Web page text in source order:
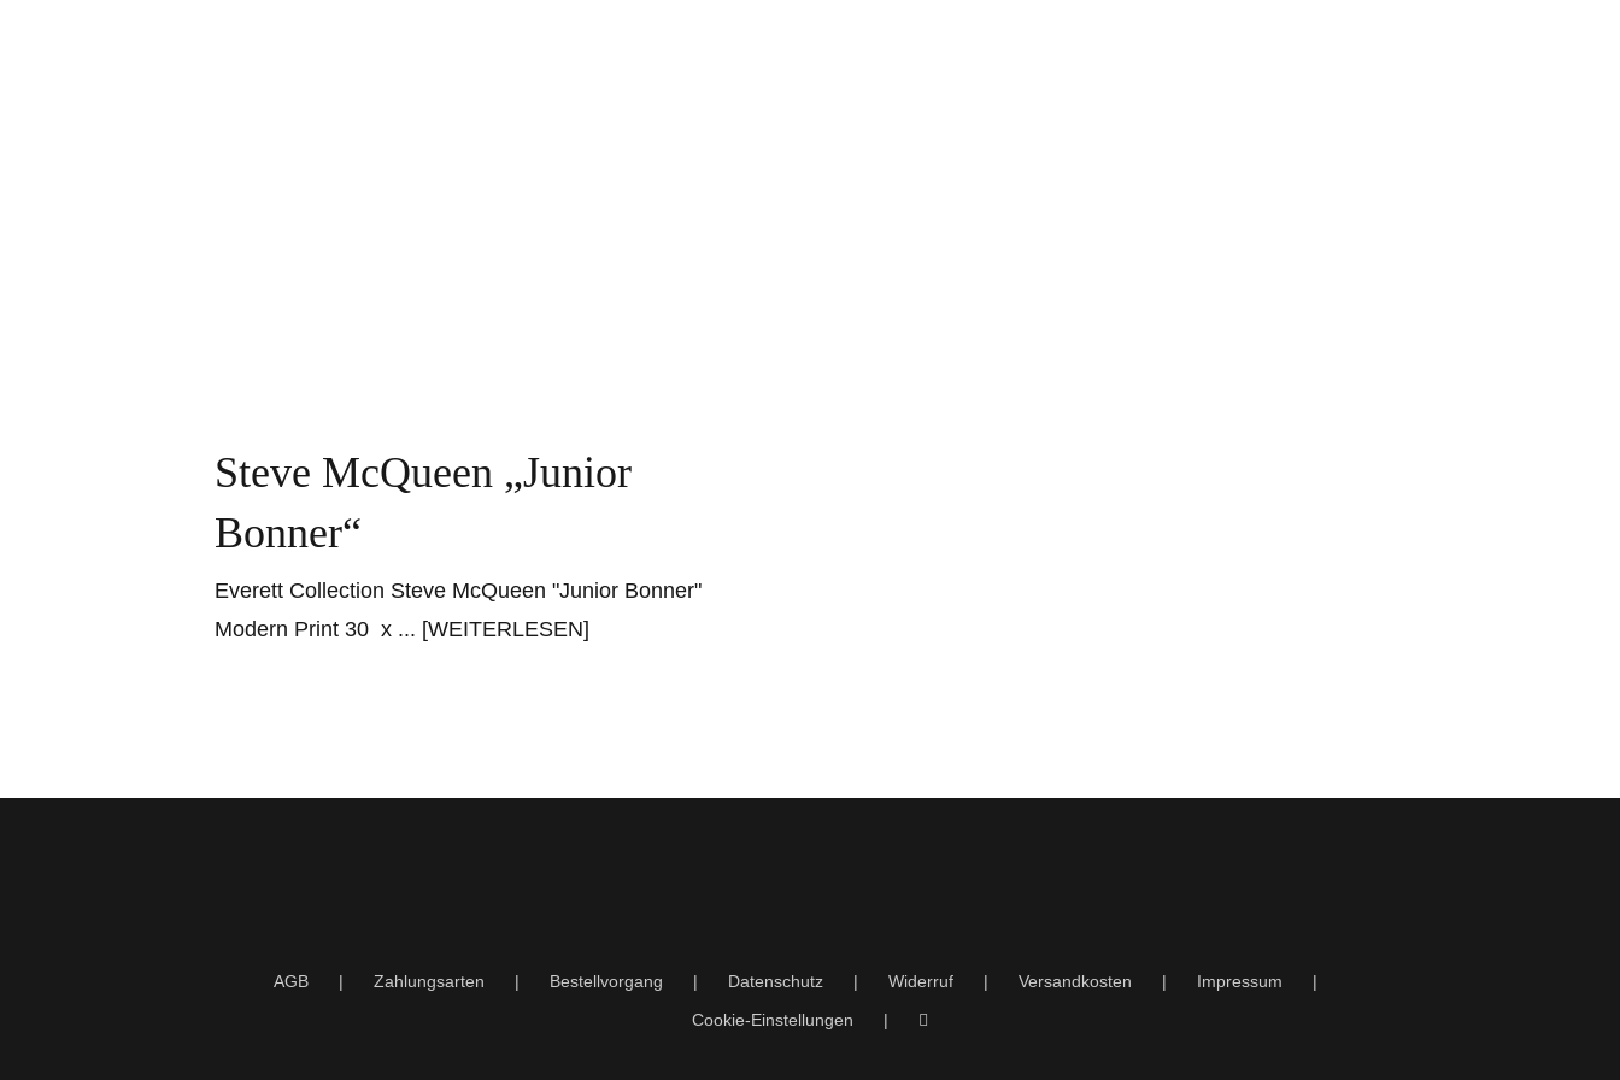
Steve McQueen „Junior
Bonner“
Everett Collection Steve McQueen "Junior Bonner"
Modern Print 30 x ... [WEITERLESEN]
AGB Zahlungsarten Bestellvorgang Datenschutz Widerruf Versandkosten
Impressum
Cookie-Einstellungen